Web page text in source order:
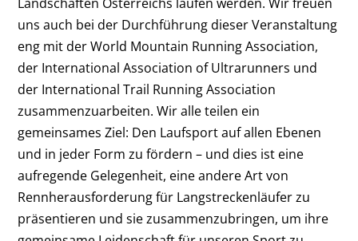
Landschaften Österreichs laufen werden. Wir freuen
uns auch bei der Durchführung dieser Veranstaltung
eng mit der World Mountain Running Association,
der International Association of Ultrarunners und
der International Trail Running Association
zusammenzuarbeiten. Wir alle teilen ein
gemeinsames Ziel: Den Laufsport auf allen Ebenen
und in jeder Form zu fördern – und dies ist eine
aufregende Gelegenheit, eine andere Art von
Rennherausforderung für Langstreckenläufer zu
präsentieren und sie zusammenzubringen, um ihre